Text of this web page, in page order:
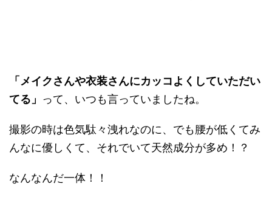
「メイクさんや衣装さんにカッコよくしていただい
てる」 って、いつも言っていましたね。
撮影の時は色気駄々洩れなのに、でも腰が低くてみ
んなに優しくて、それでいて天然成分が多め！？
なんなんだ一体！！